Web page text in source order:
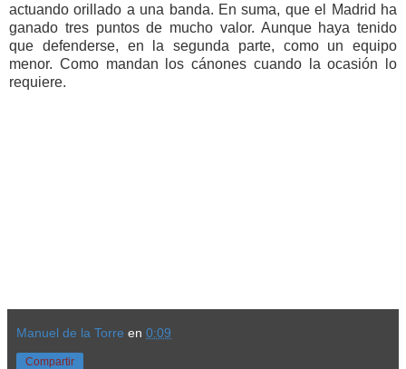
actuando orillado a una banda. En suma, que el Madrid ha
ganado tres puntos de mucho valor. Aunque haya tenido
que defenderse, en la segunda parte, como un equipo
menor. Como mandan los cánones cuando la ocasión lo
requiere.
Manuel de la Torre en 0:09
Compartir